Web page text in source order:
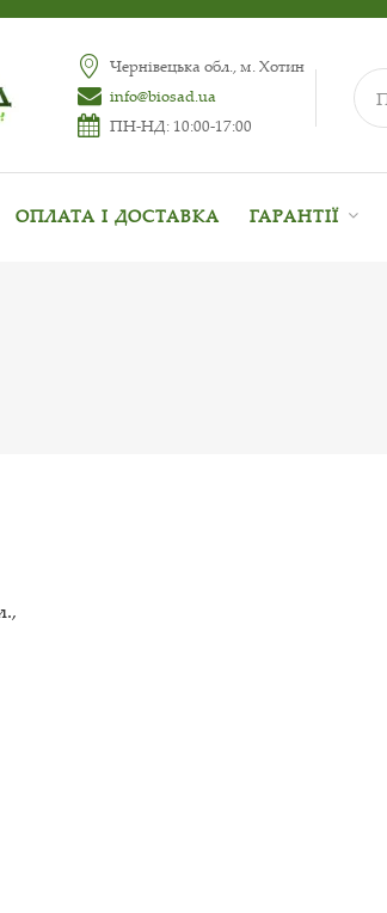
Чернівецька обл., м. Хотин
info@biosad.ua
ПН-НД: 10:00-17:00
ОПЛАТА І ДОСТАВКА ГАРАНТІЇ